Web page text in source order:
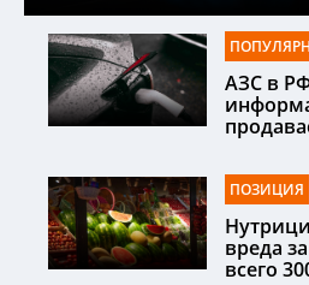
АЗС в
ПОЗИЦИЯ
вреда
всего